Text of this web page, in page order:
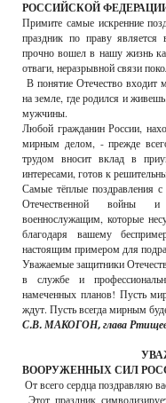
РОССИЙСКОЙ
Примите самые искренние
праздник по праву
прочно вошел в нашу жизнь
отваги, неразрывной связи
В понятие Отечество входит
на земле, где родился и
мужчины.
Любой гражданин России,
мирным делом, - прежде
трудом вносит вклад в
интересами, готов к
Самые тёплые поздравления
Отечественной войны и
военнослужащим, которые
благодаря вашему
настоящим примером для
Уважаемые защитники
в службе и
намеченных планов! Пусть
ждут. Пусть всегда мирным
С.В. МАКОГОН, глава
УВАЖАЕМЫЕ
ВООРУЖЕННЫХ СИЛ
От всего сердца поздравляю
Этот праздник